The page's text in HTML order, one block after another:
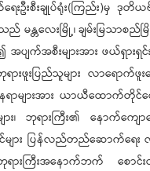
ဦးစီးချုပ်ရုံး(ကြည်း)မှ ဒုတိယ
ည် မန္တလေးမြို့၊ ချမ်းမြသာစ
ပျက်အစီးများအား ဖယ်ရှားရှင်
ရားဖူးပြည်သူများ လာရောက်ဖူ
ေရာများအား ယာယီထောက်တိုင်ထ
ား၊ ဘုရားကြီး၏ နောက်ကျေ
ျား ပြန်လည်တည်ဆောက်ရေး
ဘုရားကြီးအနောက်ဘက် စော